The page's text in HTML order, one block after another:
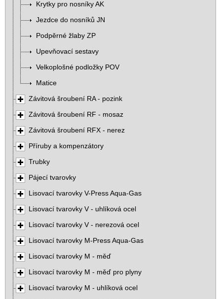
Krytky pro nosníky AK
Jezdce do nosníků JN
Podpěrné žlaby ZP
Upevňovací sestavy
Velkoplošné podložky POV
Matice
Závitová šroubení RA - pozink
Závitová šroubení RF - mosaz
Závitová šroubení RFX - nerez
Příruby a kompenzátory
Trubky
Pájecí tvarovky
Lisovací tvarovky V-Press Aqua-Gas
Lisovací tvarovky V - uhlíková ocel
Lisovací tvarovky V - nerezová ocel
Lisovací tvarovky M-Press Aqua-Gas
Lisovací tvarovky M - měď
Lisovací tvarovky M - měď pro plyny
Lisovací tvarovky M - uhlíková ocel